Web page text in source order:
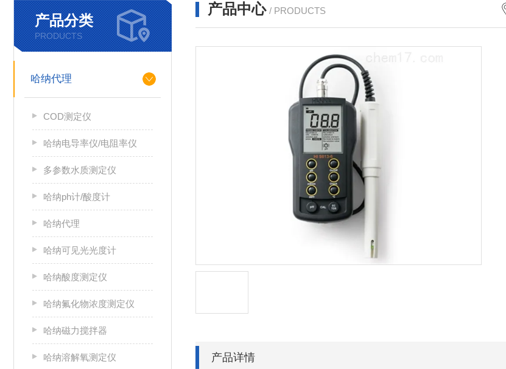
产品分类
PRODUCTS
哈纳代理
COD测定仪
哈纳电导率仪/电阻率仪
多参数水质测定仪
哈纳ph计/酸度计
哈纳代理
哈纳可见光光度计
哈纳酸度测定仪
哈纳氟化物浓度测定仪
哈纳磁力搅拌器
哈纳溶解氧测定仪
产品中心 / PRODUCTS
产品详情